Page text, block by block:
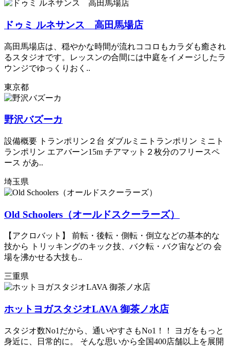
ドゥミ ルネサンス 高田馬場店
高田馬場店は、穏やかな時間が流れココロもカラダも癒され
るスタジオです。レッスンの合間には中庭をイメージしたラ
ウンジでゆっくりおく..
東京都
野沢バズーカ
設備概要 トランポリン２台 ダブルミニトランポリン ミニト
ランポリン エアバーン15m チアマット２枚分のフリースペ
ース があ..
埼玉県
Old Schoolers（オールドスクーラーズ）
【アクロバット】 前転・後転・側転・倒立などの基本的な
技から トリッキングのキック技、バク転・バク宙などの 会
場を沸かせる大技も..
三重県
ホットヨガスタジオLAVA 御茶ノ水店
スタジオ数No1だから、通いやすさもNo1！！ ヨガをもっと
身近に、日常的に。 そんな思いから全国400店舗以上を展開